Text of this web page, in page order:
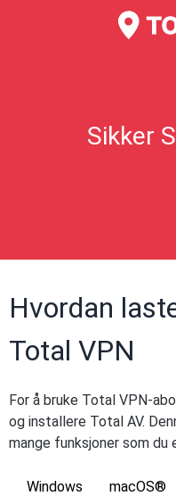
Sikker
Hvordan
Total VPN
For å bruke Total VPN-
og installere Total AV.
mange funksjoner som du
Windows macOS®